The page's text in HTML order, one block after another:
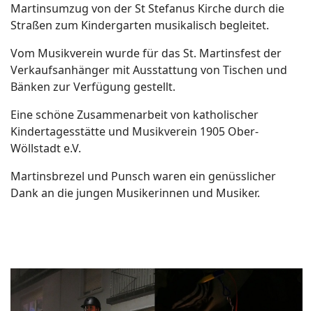
Martinsumzug von der St Stefanus Kirche durch die
Straßen zum Kindergarten musikalisch begleitet.
Vom Musikverein wurde für das St. Martinsfest der
Verkaufsanhänger mit Ausstattung von Tischen und
Bänken zur Verfügung gestellt.
Eine schöne Zusammenarbeit von katholischer
Kindertagesstätte und Musikverein 1905 Ober-
Wöllstadt e.V.
Martinsbrezel und Punsch waren ein genüsslicher
Dank an die jungen Musikerinnen und Musiker.